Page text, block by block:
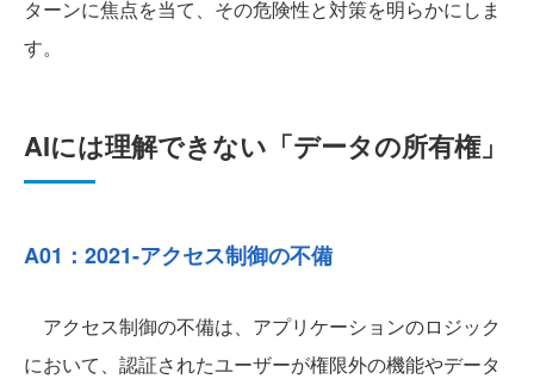
ターンに焦点を当て、その危険性と対策を明らかにしま
す。
AIには理解できない「データの所有権」
A01：2021-アクセス制御の不備
アクセス制御の不備は、アプリケーションのロジック
において、認証されたユーザーが権限外の機能やデータ